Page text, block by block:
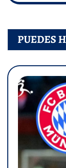
PUEDES